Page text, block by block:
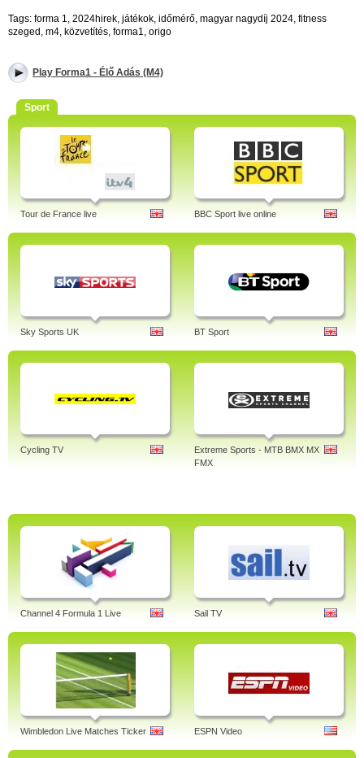
Tags: forma 1, 2024hirek, játékok, időmérő, magyar nagydíj 2024, fitness
szeged, m4, közvetítés, forma1, origo
Play Forma1 - Élő Adás (M4)
Sport
Tour de France live BBC Sport live online
Sky Sports UK BT Sport
Cycling TV
Extreme Sports - MTB BMX MX
FMX
Channel 4 Formula 1 Live Sail TV
Wimbledon Live Matches Ticker ESPN Video